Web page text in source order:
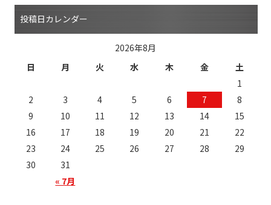
投稿日カレンダー
2026年8月
日
月 火 水 木 金 土
« 7月
1
2
3 4 5 6 7
8
9
10 11 12 13 14
15
16
17 18 19 20 21
22
23
24 25 26 27 28
29
30
31